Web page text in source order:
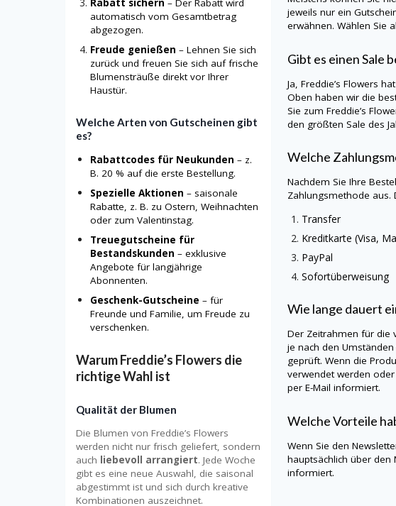
jeweils nur ein
erwähnen. Wählen Sie
Gibt es einen Sale
Ja, Freddie’s Flowers
Oben haben wir die
Sie zum Freddie’s
den größten Sale des
Welche
Nachdem Sie Ihre
Zahlungsmethode aus.
Transfer
Kreditkarte (Visa,
PayPal
Sofortüberweisung
Wie lange dauert
Der Zeitrahmen für die
je nach den
geprüft. Wenn die
verwendet werden
per E-Mail informiert.
Welche Vorteile
Wenn Sie den
hauptsächlich über
informiert.
Rabatt sichern – Der Rabatt wird
automatisch vom Gesamtbetrag
abgezogen.
Freude genießen – Lehnen Sie sich
zurück und freuen Sie sich auf frische
Blumensträuße direkt vor Ihrer
Haustür.
Welche Arten von Gutscheinen gibt
es?
Rabattcodes für Neukunden – z.
B. 20 % auf die erste Bestellung.
Spezielle Aktionen – saisonale
Rabatte, z. B. zu Ostern, Weihnachten
oder zum Valentinstag.
Treuegutscheine für
Bestandskunden – exklusive
Angebote für langjährige
Abonnenten.
Geschenk-Gutscheine – für
Freunde und Familie, um Freude zu
verschenken.
Warum Freddie’s Flowers die
richtige Wahl ist
Qualität der Blumen
Die Blumen von Freddie’s Flowers
werden nicht nur frisch geliefert, sondern
auch liebevoll arrangiert. Jede Woche
gibt es eine neue Auswahl, die saisonal
abgestimmt ist und sich durch kreative
Kombinationen auszeichnet.